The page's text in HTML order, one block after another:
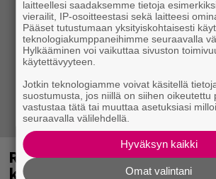
Rushin Neail Peartista
kuussa dokumentti
laitteellesi saadaksemme tietoja
vierailit, IP-osoitteestasi sekä laitteesi
Pääset tutustumaan yksityiskohtaisesti
teknologiakumppaneihimme seuraavalla
Hylkääminen voi vaikuttaa sivuston
käytettävyyteen.
Jotkin teknologiamme voivat käsitellä
suostumusta, jos niillä on siihen oikeutettu
vastustaa tätä tai muuttaa asetuksiasi
seuraavalla välilehdellä.
Hyväksyn kaikki
Omat valintani